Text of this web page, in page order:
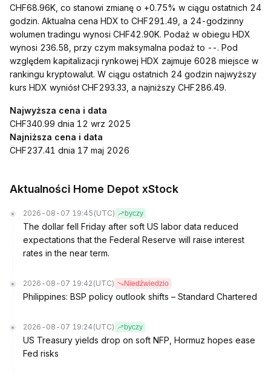
CHF68.96K, co stanowi zmianę o +0.75% w ciągu ostatnich 24
godzin. Aktualna cena HDX to CHF291.49, a 24-godzinny
wolumen tradingu wynosi CHF42.90K. Podaż w obiegu HDX
wynosi 236.58, przy czym maksymalna podaż to --. Pod
względem kapitalizacji rynkowej HDX zajmuje 6028 miejsce w
rankingu kryptowalut. W ciągu ostatnich 24 godzin najwyższy
kurs HDX wyniósł CHF293.33, a najniższy CHF286.49.
Najwyższa cena i data
CHF340.99 dnia 12 wrz 2025
Najniższa cena i data
CHF237.41 dnia 17 maj 2026
Aktualności Home Depot xStock
2026-08-07 19:45 (UTC) byczy
The dollar fell Friday after soft US labor data reduced
expectations that the Federal Reserve will raise interest
rates in the near term.
2026-08-07 19:42 (UTC) Niedźwiedzio
Philippines: BSP policy outlook shifts – Standard Chartered
2026-08-07 19:24 (UTC) byczy
US Treasury yields drop on soft NFP, Hormuz hopes ease
Fed risks